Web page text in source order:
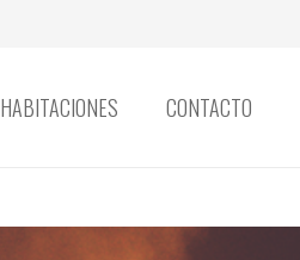
HABITACIONES CONTACTO